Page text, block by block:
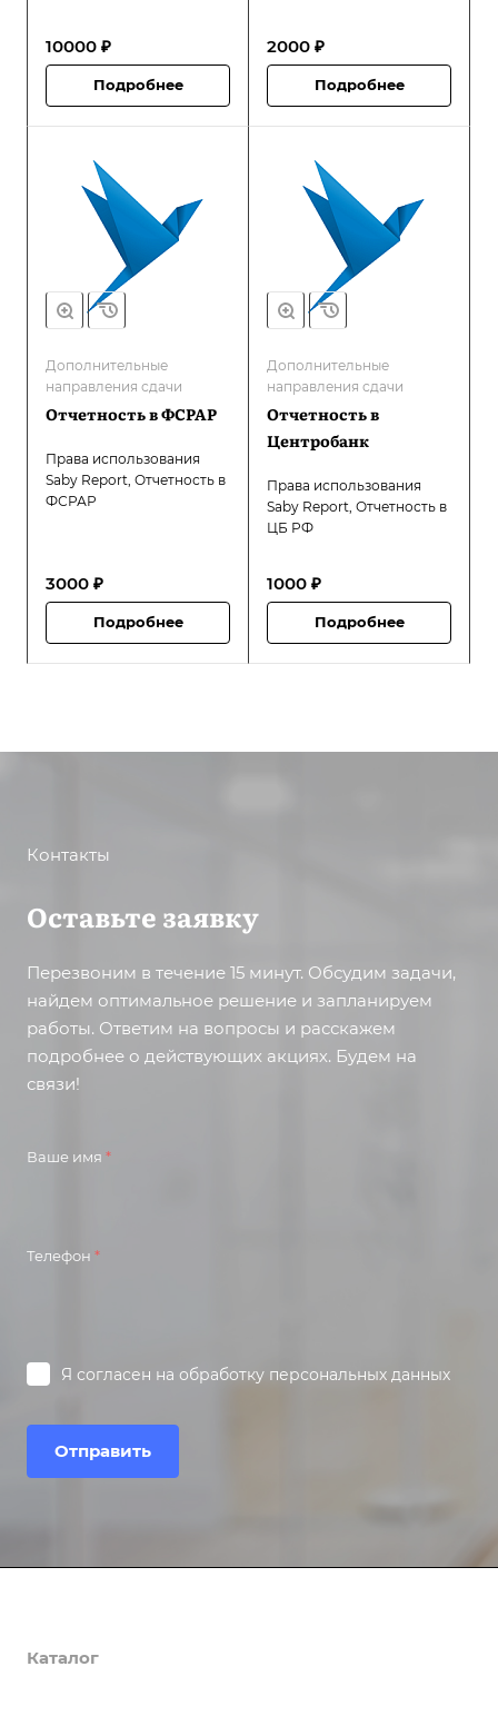
10000 ₽
Подробнее
2000 ₽
Подробнее
Дополнительные
направления сдачи
Отчетность в ФСРАР
Права использования
Saby Report, Отчетность в
ФСРАР
3000 ₽
Подробнее
Дополнительные
направления сдачи
Отчетность в
Центробанк
Права использования
Saby Report, Отчетность в
ЦБ РФ
1000 ₽
Подробнее
Контакты
Оставьте заявку
Перезвоним в течение 15 минут. Обсудим задачи,
найдем оптимальное решение и запланируем
работы. Ответим на вопросы и расскажем
подробнее о действующих акциях. Будем на
связи!
Ваше имя *
Телефон *
Я согласен на обработку персональных данных
Отправить
О компании
Каталог